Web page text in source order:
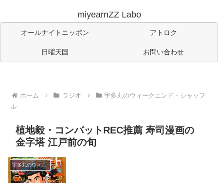
miyearnZZ Labo
オールナイトニッポン アトロク
日曜天国 お問い合わせ
ホーム ラジオ
宇多丸のウィークエンド・シャッフ
ル
植地毅・コンバットREC推薦 寿司漫画の
金字塔 江戸前の旬
宇多丸のウィークエンド・シャッフル